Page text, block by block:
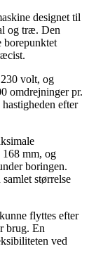
designet til
og træ. Den
borepunktet
volt, og
omdrejninger pr.
efter
168 mm, og
boringen.
størrelse
flyttes efter
brug. En
ved